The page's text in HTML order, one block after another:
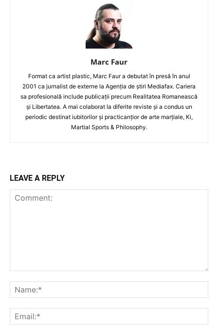
Marc Faur
Format ca artist plastic, Marc Faur a debutat în presă în anul
2001 ca jurnalist de externe la Agenția de știri Mediafax. Cariera
sa profesională include publicații precum Realitatea Romanească
și Libertatea. A mai colaborat la diferite reviste și a condus un
periodic destinat iubitorilor și practicanțior de arte marțiale, Ki,
Martial Sports & Philosophy.
LEAVE A REPLY